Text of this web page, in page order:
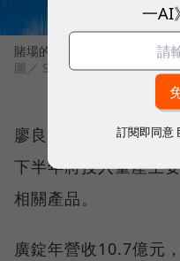
賭場的吃角子老虎機不少由
圖／ Shutterstock
廖良彬預估，最快
下半年將投入量產主
相關產品。
廣錠年營收10.7億元
一AI
訂閱即同意